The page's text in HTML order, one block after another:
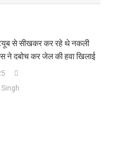
से सीखकर कर रहे थे नकली
ने दबोच कर जेल की हवा खिलाई